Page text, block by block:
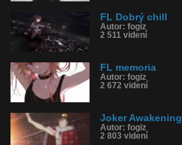
FL Dobrý chill
Autor: fogiz
2 511 videní
FL memoria
Autor: fogiz
2 672 videní
Joker Awakening
Autor: fogiz
2 803 videní